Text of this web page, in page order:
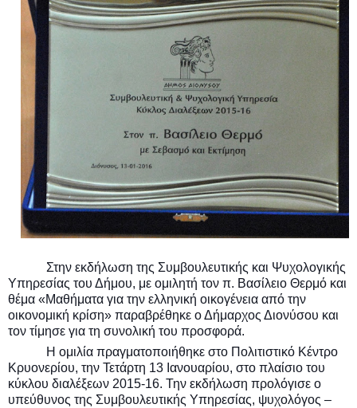
Στην εκδήλωση της Συμβουλευτικής και Ψυχολογικής
Υπηρεσίας του Δήμου, με ομιλητή τον π. Βασίλειο Θερμό και
θέμα «Μαθήματα για την ελληνική οικογένεια από την
οικονομική κρίση» παραβρέθηκε ο Δήμαρχος Διονύσου και
τον τίμησε για τη συνολική του προσφορά.
Η ομιλία πραγματοποιήθηκε στο Πολιτιστικό Κέντρο
Κρυονερίου, την Τετάρτη 13 Ιανουαρίου, στο πλαίσιο του
κύκλου διαλέξεων 2015-16. Την εκδήλωση προλόγισε ο
υπεύθυνος της Συμβουλευτικής Υπηρεσίας, ψυχολόγος –